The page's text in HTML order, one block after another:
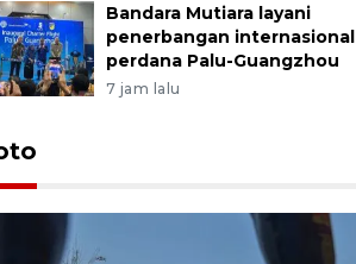
Bandara Mutiara layani
penerbangan internasional
perdana Palu-Guangzhou
7 jam lalu